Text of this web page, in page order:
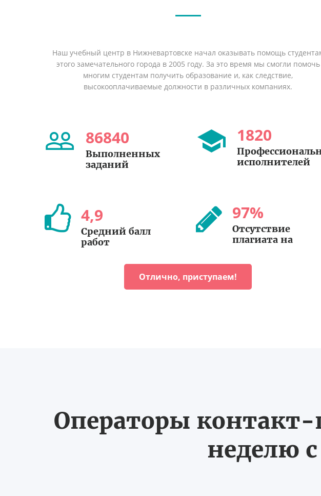
Наш учебный центр в Нижневартовске начал оказывать помощь
этого замечательного города в 2005 году. За это время мы смогли помочь
многим студентам получить образование и, как следствие,
высокооплачиваемые должности в различных компаниях.
86840
Выполненных
заданий
1820
исполнителей
4,9
Средний балл
работ
97%
Отсутствие
плагиата на
Отлично, приступаем!
Операторы контакт-
неделю